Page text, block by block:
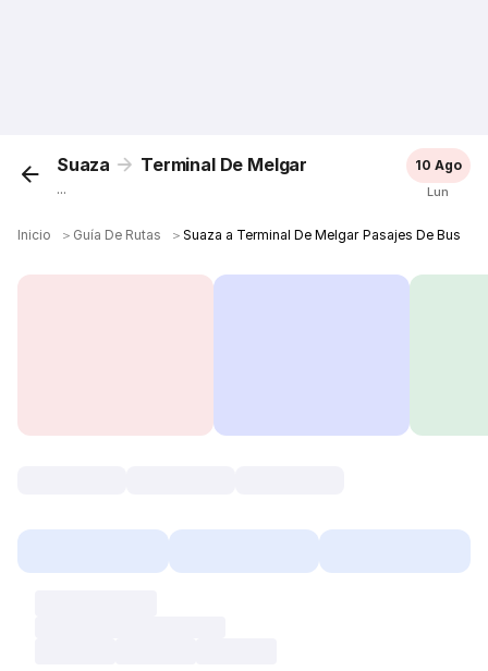
Suaza Terminal De Melgar
...
10 Ago
Lun
Inicio ＞ Guía De Rutas ＞ Suaza a Terminal De Melgar Pasajes De Bus